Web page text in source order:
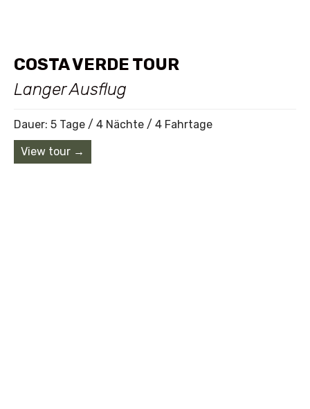
COSTA VERDE TOUR
Langer Ausflug
Dauer: 5 Tage / 4 Nächte / 4 Fahrtage
View tour →